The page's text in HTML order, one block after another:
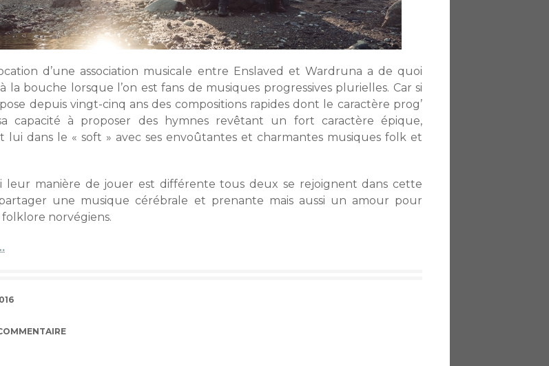
d’une association musicale entre Enslaved et Wardruna a de quoi
la bouche lorsque l’on est fans de musiques progressives plurielles. Car si
depuis vingt-cinq ans des compositions rapides dont le caractère prog’
capacité à proposer des hymnes revêtant un fort caractère épique,
lui dans le « soft » avec ses envoûtantes et charmantes musiques folk et
leur manière de jouer est différente tous deux se rejoignent dans cette
une musique cérébrale et prenante mais aussi un amour pour
folklore norvégiens.